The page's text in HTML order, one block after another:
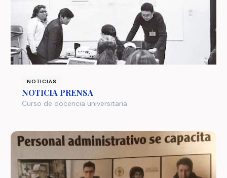
NOTICIAS
NOTICIA PRENSA
Curso de docencia universitaria